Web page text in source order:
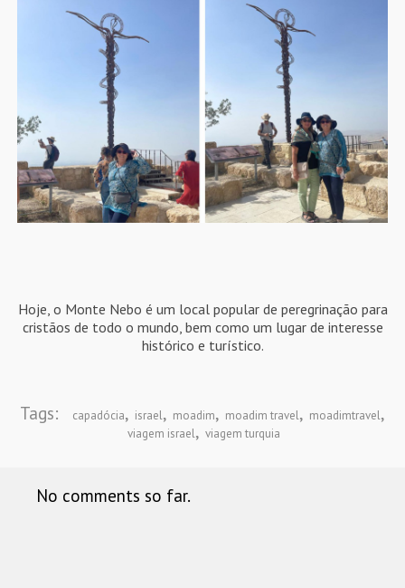
Hoje, o Monte Nebo é um local popular de peregrinação para
cristãos de todo o mundo, bem como um lugar de interesse
histórico e turístico.
Tags: capadócia, israel, moadim, moadim travel, moadimtravel,
viagem israel, viagem turquia
No comments so far.